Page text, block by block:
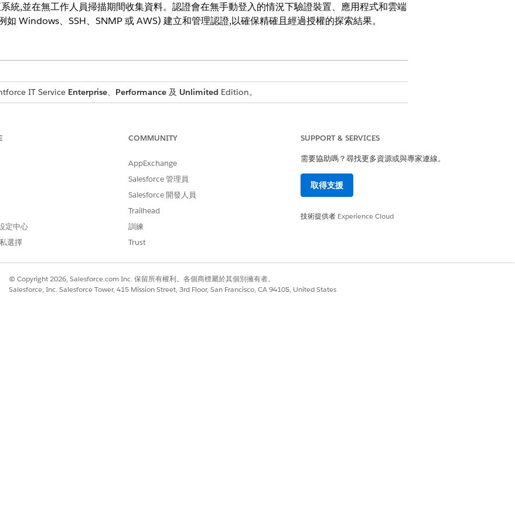
統,並在無工作人員掃描期間收集資料。認證會在無手動登入的情況下驗證裝置、應用程式和雲端
Windows、SSH、SNMP 或 AWS) 建立和管理認證,以確保精確且經過授權的探索結果。
IT Service Enterprise、 Performance及 Unlimited Edition。
資訊服務資產探索
取「
證類型,例如 Windows、SSH、SNMP 或 AWS 帳戶。
而有所不同。每個類型都需要特定的驗證詳細資料,例如使用者名稱、金鑰或存取權杖。您必須根據組織的存取
即使用,請選取「啟用中」。
管理」清單。
定中心
選擇
COMMUNITY
AppExchange
Salesforce 管理員
Salesforce 開發人員
Trailhead
訓練
Trust
SUPPORT & SERVICES
需要協助嗎？尋找更多資源或與專家連線。
取得支援
技術提供者 Experience Cloud
© Copyright 2026, Salesforce.com Inc. 保留所有權利。各個商標屬於其個別擁有者。
Salesforce, Inc. Salesforce Tower, 415 Mission Street, 3rd Floor, San Francisco, CA 94105, United States